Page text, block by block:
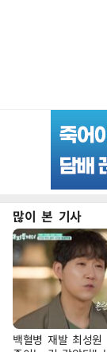
많이 본 기사
백혈병 재발 최성